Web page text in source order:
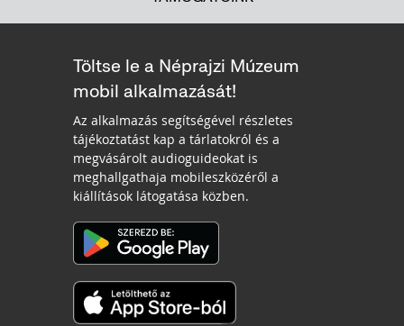
Töltse le a Néprajzi Múzeum
mobil alkalmazását!
Az alkalmazás segítségével részletes
tájékoztatást kap a tárlatokról és a
megvásárolt audioguideokat is
meghallgathaja mobileszközéről a
kiállítások látogatása közben.